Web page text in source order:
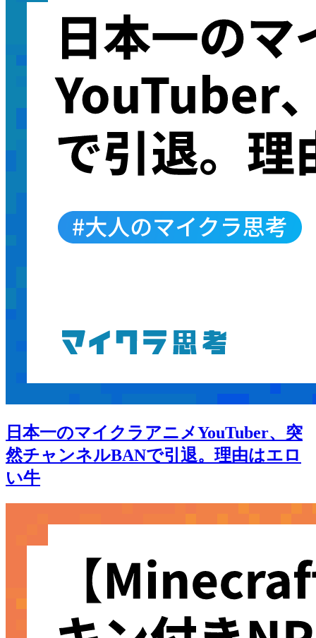
日本一のマイクラアニメYouTuber、突
然チャンネルBANで引退。理由はエロ
い牛